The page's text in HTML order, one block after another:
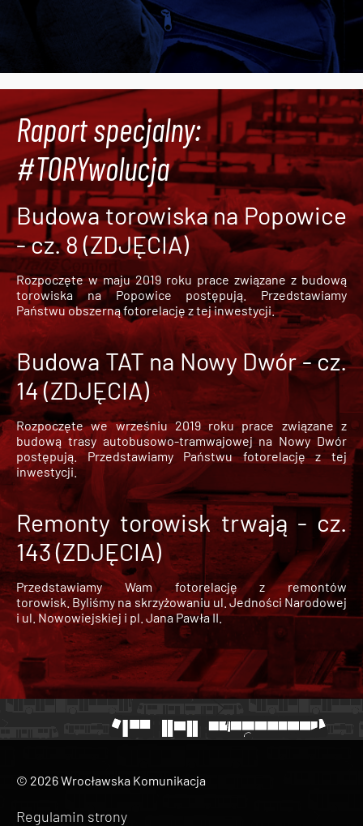
Raport specjalny:
#TORYwolucja
Budowa torowiska na Popowice
- cz. 8 (ZDJĘCIA)
Rozpoczęte w maju 2019 roku prace związane z budową
torowiska na Popowice
postępują. Przedstawiamy
Państwu obszerną fotorelację z tej inwestycji.
Budowa TAT na Nowy Dwór - cz.
14 (ZDJĘCIA)
Rozpoczęte we wrześniu 2019 roku prace związane z
budową trasy autobusowo-tramwajowej na Nowy Dwór
postępują. Przedstawiamy Państwu fotorelację z tej
inwestycji.
Remonty torowisk trwają - cz.
143 (ZDJĘCIA)
Przedstawiamy Wam fotorelację z remontów
torowisk. Byliśmy na skrzyżowaniu ul. Jedności Narodowej
i ul. Nowowiejskiej i pl. Jana Pawła II.
© 2026 Wrocławska Komunikacja
Regulamin strony